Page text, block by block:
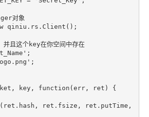
对象
qiniu.rs.Client();
且这个key在你空间中存在
key, function(err, ret) {